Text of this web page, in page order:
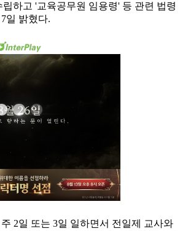
하고 '교육공무원 임용령' 등 관련 법령
일 밝혔다.
2일 또는 3일 일하면서 전일제 교사와